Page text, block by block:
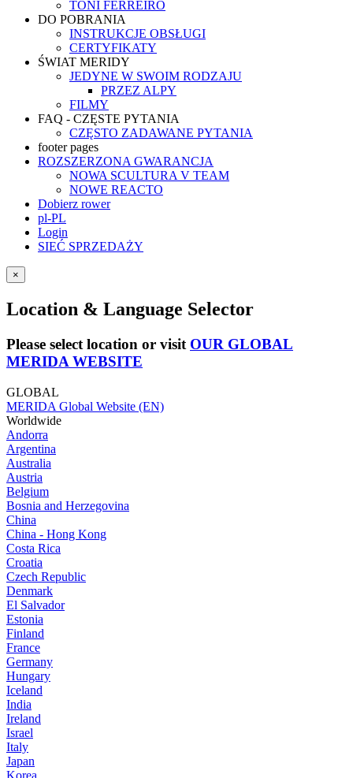
TONI FERREIRO
DO POBRANIA
INSTRUKCJE OBSŁUGI
CERTYFIKATY
ŚWIAT MERIDY
JEDYNE W SWOIM RODZAJU
PRZEZ ALPY
FILMY
FAQ - CZĘSTE PYTANIA
CZĘSTO ZADAWANE PYTANIA
footer pages
ROZSZERZONA GWARANCJA
NOWA SCULTURA V TEAM
NOWE REACTO
Dobierz rower
pl-PL
Login
SIEĆ SPRZEDAŻY
×
Location & Language Selector
Please select location or visit OUR GLOBAL
MERIDA WEBSITE
GLOBAL
MERIDA Global Website (EN)
Worldwide
Andorra
Argentina
Australia
Austria
Belgium
Bosnia and Herzegovina
China
China - Hong Kong
Costa Rica
Croatia
Czech Republic
Denmark
El Salvador
Estonia
Finland
France
Germany
Hungary
Iceland
India
Ireland
Israel
Italy
Japan
Korea